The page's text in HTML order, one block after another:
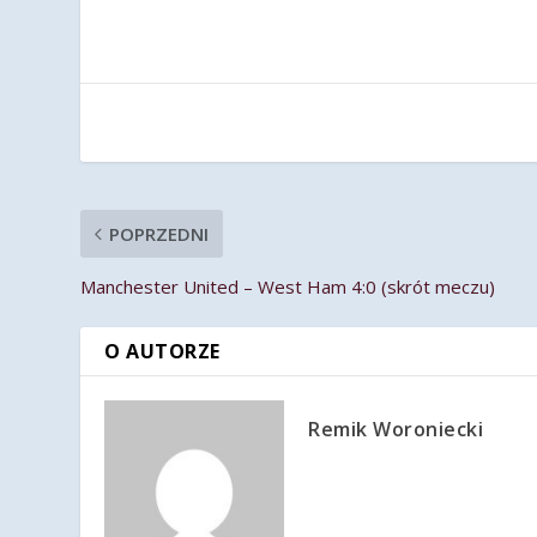
POPRZEDNI
Manchester United – West Ham 4:0 (skrót meczu)
O AUTORZE
Remik Woroniecki